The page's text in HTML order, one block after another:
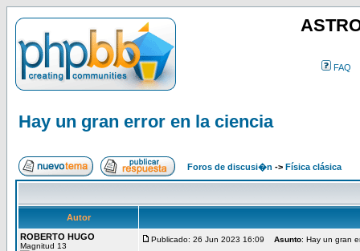
FAQ
Hay un gran error en la ciencia
Foros de discusi�n -> Física clásica
Autor
ROBERTO HUGO
Magnitud 13
Publicado: 26 Jun 2023 16:09 Asunto: Hay un gran